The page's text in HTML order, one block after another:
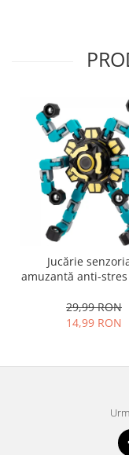
Jucărie
amuzantă anti-
Spinner29,99 RON
14,99 RON